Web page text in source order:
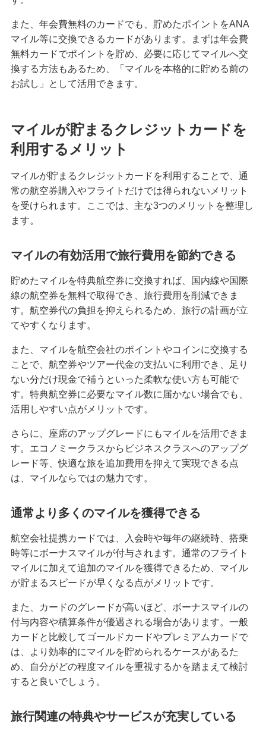
クレジットカードを英語で言うと？海外旅行で使
える基本フレーズをまとめて紹介
iDとクレジットカードの違いは？ポイント還元率
を高める方法も紹介
ぶポイントや注意点を解説
高校生はクレジットカードに申し込めない！カー
【初心者必見】クレジットカードのメリットとデ
メリット、利用時の注意点を解説
数料の有無や注意点も解説
無職でもクレジットカードは作れる？可能なケー
スや審査に通るためのポイントを解説
件や入手方法を解説
プラチナカードとは？メリット・デメリットや年
収等の条件、申込方法を解説
や返済方法、注意点を解説
クレジットカードのおすすめ国際ブランドは？そ
れぞれの特徴と選び方を解説
大学生もクレジットカードを申し込める！メリッ
クレジットカードを再発行する方法とは？流れや
注意点を解説
クレジットカードのリボ払いとは？仕組みやメリ
ット、注意点を分かりやすく解説
初めてのクレジットカードはどう選ぶ？申し込み
の手順や注意点も解説
また、年会費無料のカードでも、貯めたポイントをANA
マイル等に交換できるカードがあります。まずは年会費
無料カードでポイントを貯め、必要に応じてマイルへ交
換する方法もあるため、「マイルを本格的に貯める前の
お試し」として活用できます。
マイルが貯まるクレジットカードを
利用するメリット
マイルが貯まるクレジットカードを利用することで、通
常の航空券購入やフライトだけでは得られないメリット
を受けられます。ここでは、主な3つのメリットを整理し
ます。
マイルの有効活用で旅行費用を節約できる
貯めたマイルを特典航空券に交換すれば、国内線や国際
線の航空券を無料で取得でき、旅行費用を削減できま
す。航空券代の負担を抑えられるため、旅行の計画が立
てやすくなります。
また、マイルを航空会社のポイントやコインに交換する
ことで、航空券やツアー代金の支払いに利用でき、足り
ない分だけ現金で補うといった柔軟な使い方も可能で
す。特典航空券に必要なマイル数に届かない場合でも、
活用しやすい点がメリットです。
さらに、座席のアップグレードにもマイルを活用できま
す。エコノミークラスからビジネスクラスへのアップグ
レード等、快適な旅を追加費用を抑えて実現できる点
は、マイルならではの魅力です。
通常より多くのマイルを獲得できる
航空会社提携カードでは、入会時や毎年の継続時、搭乗
時等にボーナスマイルが付与されます。通常のフライト
マイルに加えて追加のマイルを獲得できるため、マイル
が貯まるスピードが早くなる点がメリットです。
また、カードのグレードが高いほど、ボーナスマイルの
付与内容や積算条件が優遇される場合があります。一般
カードと比較してゴールドカードやプレミアムカードで
は、より効率的にマイルを貯められるケースがあるた
め、自分がどの程度マイルを重視するかを踏まえて検討
すると良いでしょう。
旅行関連の特典やサービスが充実している